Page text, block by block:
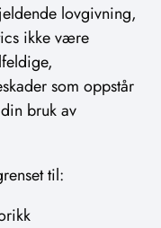
lovgivning,
ikke være
som oppstår
bruk av
til: